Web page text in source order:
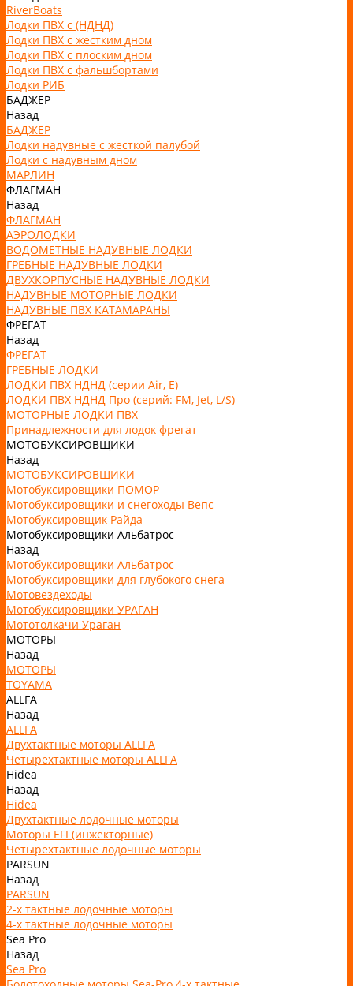
RiverBoats
Лодки ПВХ с (НДНД)
Лодки ПВХ с жестким дном
Лодки ПВХ с плоским дном
Лодки ПВХ с фальшбортами
Лодки РИБ
БАДЖЕР
Назад
БАДЖЕР
Лодки надувные с жесткой палубой
Лодки с надувным дном
МАРЛИН
ФЛАГМАН
Назад
ФЛАГМАН
АЭРОЛОДКИ
ВОДОМЕТНЫЕ НАДУВНЫЕ ЛОДКИ
ГРЕБНЫЕ НАДУВНЫЕ ЛОДКИ
ДВУХКОРПУСНЫЕ НАДУВНЫЕ ЛОДКИ
НАДУВНЫЕ МОТОРНЫЕ ЛОДКИ
НАДУВНЫЕ ПВХ КАТАМАРАНЫ
ФРЕГАТ
Назад
ФРЕГАТ
ГРЕБНЫЕ ЛОДКИ
ЛОДКИ ПВХ НДНД (серии Air, Е)
ЛОДКИ ПВХ НДНД Про (серий: FM, Jet, L/S)
МОТОРНЫЕ ЛОДКИ ПВХ
Принадлежности для лодок фрегат
МОТОБУКСИРОВЩИКИ
Назад
МОТОБУКСИРОВЩИКИ
Мотобуксировщики ПОМОР
Мотобуксировщики и снегоходы Вепс
Мотобуксировщик Райда
Мотобуксировщики Альбатрос
Назад
Мотобуксировщики Альбатрос
Мотобуксировщики для глубокого снега
Мотовездеходы
Мотобуксировщики УРАГАН
Мототолкачи Ураган
МОТОРЫ
Назад
МОТОРЫ
TOYAMA
ALLFA
Назад
ALLFA
Двухтактные моторы ALLFA
Четырехтактные моторы ALLFA
Hidea
Назад
Hidea
Двухтактные лодочные моторы
Моторы EFI (инжекторные)
Четырехтактные лодочные моторы
PARSUN
Назад
PARSUN
2-х тактные лодочные моторы
4-х тактные лодочные моторы
Sea Pro
Назад
Sea Pro